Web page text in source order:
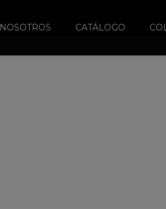
NOSOTROS CATÁLOGO